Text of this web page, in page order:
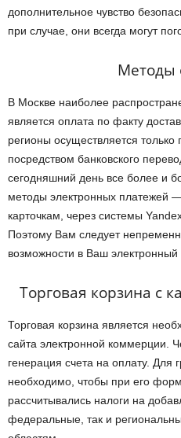
дополнительное чувство
при случае, они всегда могут
Методы
В Москве наиболее
является оплата по факту
регионы осуществляется
посредством банковского
сегодняшний день все более и
методы электронных платежей
карточкам, через системы
Поэтому Вам следует
возможности в Ваш электронный
Торговая корзина с
Торговая корзина является
сайта электронной коммерции.
генерация счета на оплату. Для
необходимо, чтобы при его
рассчитывались налоги на
федеральные, так и